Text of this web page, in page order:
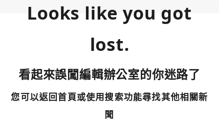
Looks like you got
lost.
看起來誤闖編輯辦公室的你迷路了
您可以返回首頁或使用搜索功能尋找其他相關新
聞
使用以下帳號繼續
您已閒置5分鐘，請點擊關閉按鈕或空白處，即可回到加密